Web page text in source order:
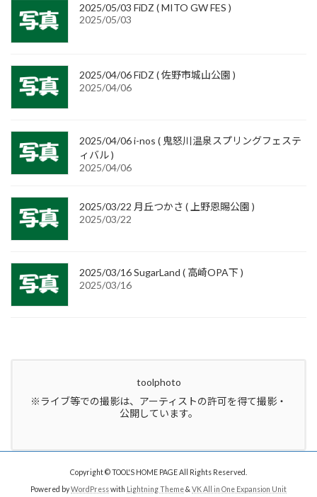
2025/05/03 FiDZ ( MITO GW FES )
2025/05/03
2025/04/06 FiDZ ( 佐野市城山公園 )
2025/04/06
2025/04/06 i-nos ( 鬼怒川温泉スプリングフェステ
ィバル )
2025/04/06
2025/03/22 月丘つかさ ( 上野恩賜公園 )
2025/03/22
2025/03/16 SugarLand ( 高崎OPA下 )
2025/03/16
toolphoto
※ライブ等での撮影は、アーティストの許可を得て撮影・
公開しています。
Copyright © TOOL'S HOME PAGE All Rights Reserved.
Powered byWordPresswith Lightning Theme& VK All in One Expansion Unit